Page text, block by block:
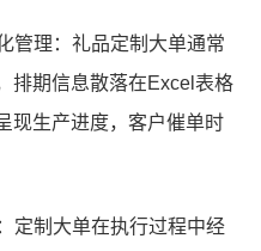
管理：礼品定制大单通常
排期信息散落在Excel表格
现生产进度，客户催单时
定制大单在执行过程中经